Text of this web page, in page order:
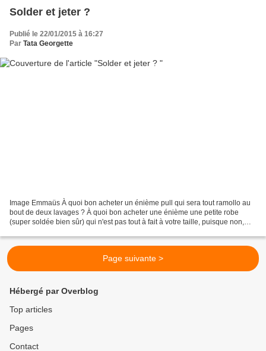
Solder et jeter ?
Publié le 22/01/2015 à 16:27
Par Tata Georgette
Image Emmaüs À quoi bon acheter un énième pull qui sera tout ramollo au
bout de deux lavages ? À quoi bon acheter une énième une petite robe
(super soldée bien sûr) qui n'est pas tout à fait à votre taille, puisque non,
Page suivante >
Hébergé par Overblog
Top articles
Pages
Contact